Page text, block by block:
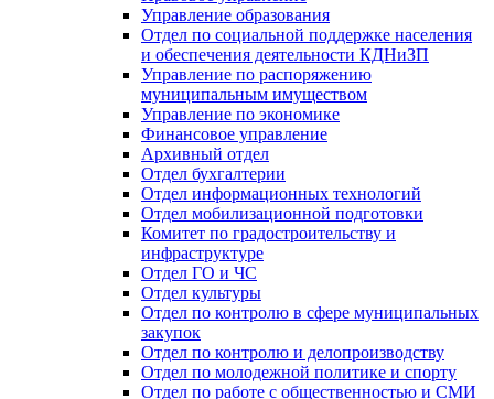
Управление образования
Отдел по социальной поддержке населения
и обеспечения деятельности КДНиЗП
Управление по распоряжению
муниципальным имуществом
Управление по экономике
Финансовое управление
Архивный отдел
Отдел бухгалтерии
Отдел информационных технологий
Отдел мобилизационной подготовки
Комитет по градостроительству и
инфраструктуре
Отдел ГО и ЧС
Отдел культуры
Отдел по контролю в сфере муниципальных
закупок
Отдел по контролю и делопроизводству
Отдел по молодежной политике и спорту
Отдел по работе с общественностью и СМИ